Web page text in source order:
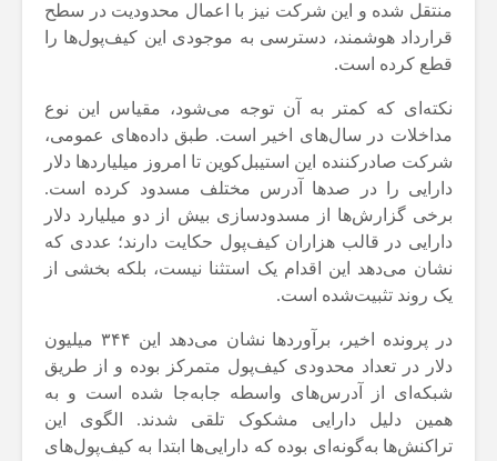
منتقل شده و این شرکت نیز با اعمال محدودیت در سطح
قرارداد هوشمند، دسترسی به موجودی این کیف‌پول‌ها را
قطع کرده است.
نکته‌ای که کمتر به آن توجه می‌شود، مقیاس این نوع
مداخلات در سال‌های اخیر است. طبق داده‌های عمومی،
شرکت صادرکننده این استیبل‌کوین تا امروز میلیاردها دلار
دارایی را در صدها آدرس مختلف مسدود کرده است.
برخی گزارش‌ها از مسدودسازی بیش از دو میلیارد دلار
دارایی در قالب هزاران کیف‌پول حکایت دارند؛ عددی که
نشان می‌دهد این اقدام یک استثنا نیست، بلکه بخشی از
یک روند تثبیت‌شده است.
در پرونده اخیر، برآوردها نشان می‌دهد این ۳۴۴ میلیون
دلار در تعداد محدودی کیف‌پول متمرکز بوده و از طریق
شبکه‌ای از آدرس‌های واسطه جابه‌جا شده است و به
همین دلیل دارایی مشکوک تلقی شدند. الگوی این
تراکنش‌ها به‌گونه‌ای بوده که دارایی‌ها ابتدا به کیف‌پول‌های